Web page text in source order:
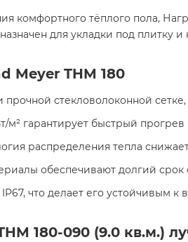
тёплого пола,
для укладки под плитку
Meyer THM 180
стекловолоконной
м² гарантирует быстрый
распределения тепла
обеспечивают долгий
что делает его устойчивым
180-090 (9.0 кв.м.)